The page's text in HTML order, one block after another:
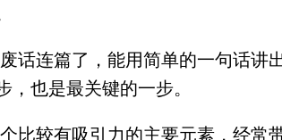
话连篇了，能用简单的一句话
也是最关键的一步。
比较有吸引力的主要元素，经常